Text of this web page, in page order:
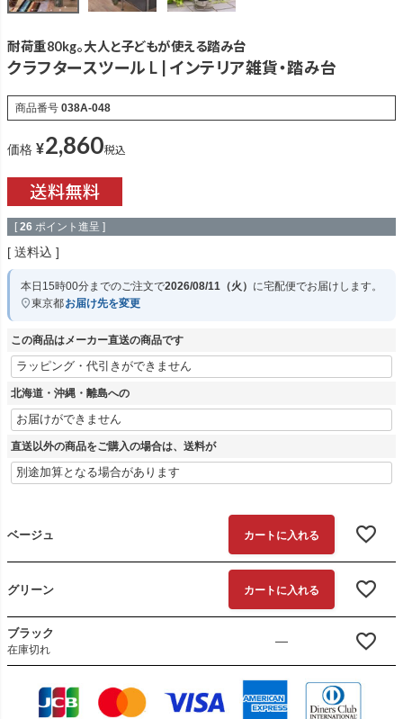
耐荷重80kg。大人と子どもが使える踏み台
クラフタースツール L | インテリア雑貨・踏み台
商品番号 038A-048
価格 ¥2,860税込
[ 26 ポイント進呈 ]
送料込
本日 15時00分までのご注文で2026/08/11（火） に宅配便でお届けします。
東京都お届け先を変更
この商品はメーカー直送の商品です
北海道・沖縄・離島への
直送以外の商品をご購入の場合は、送料が
ベージュ カートに入れる
グリーン カートに入れる
ブラック
在庫切れ
—